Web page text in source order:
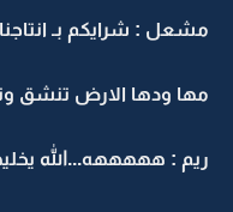
مشعل : شرايكم بـ انتاجنا
مها ودها الارض تنشق
ريم : هههههه...الله